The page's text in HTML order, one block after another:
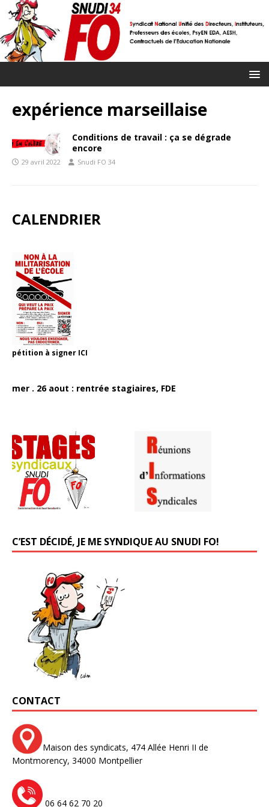
expérience marseillaise
Conditions de travail : ça se dégrade
encore
29 avril 2022 Snudi FO 34
CALENDRIER
pétition à signer ICI
mer . 26 aout : rentrée stagiaires, FDE
C’EST DÉCIDÉ, JE ME SYNDIQUE AU SNUDI FO!
CONTACT
Maison des syndicats, 474 Allée Henri II de
Montmorency, 34000 Montpellier
06 64 62 70 20